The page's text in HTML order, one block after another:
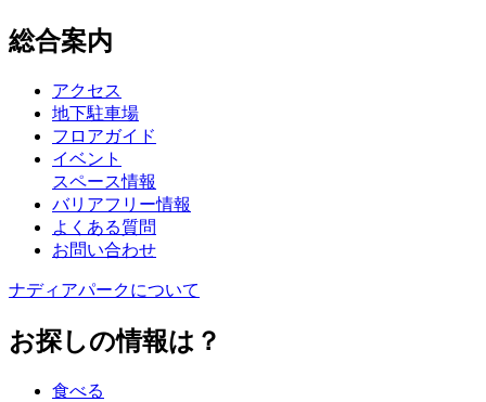
総合案内
アクセス
地下駐車場
フロアガイド
イベント
スペース情報
バリアフリー情報
よくある質問
お問い合わせ
ナディアパークについて
お探しの情報は？
食べる